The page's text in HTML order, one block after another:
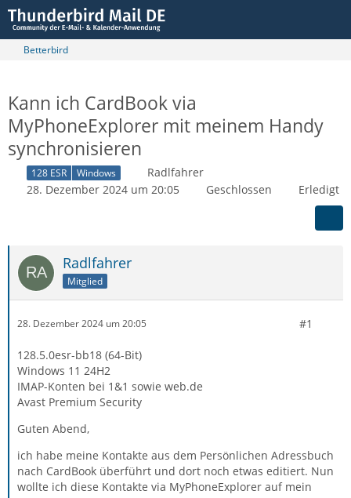
Betterbird
Kann ich CardBook via
MyPhoneExplorer mit meinem Handy
synchronisieren
128 ESR Windows
Radlfahrer
28. Dezember 2024 um 20:05
Geschlossen Erledigt
Radlfahrer
Mitglied
28. Dezember 2024 um 20:05 #1
128.5.0esr-bb18 (64-Bit)
Windows 11 24H2
IMAP-Konten bei 1&1 sowie web.de
Avast Premium Security
Guten Abend,
ich habe meine Kontakte aus dem Persönlichen Adressbuch
nach CardBook überführt und dort noch etwas editiert. Nun
wollte ich diese Kontakte via MyPhoneExplorer auf mein